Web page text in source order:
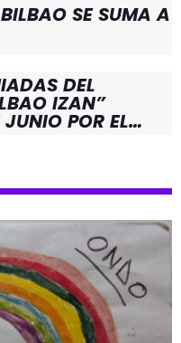
SE SUMA A
DEL
IZAN”
POR EL